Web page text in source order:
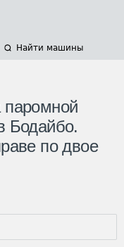
Найти машины
паромной
Бодайбо.
по двое